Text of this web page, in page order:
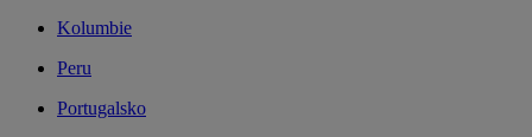
Kolumbie
Peru
Portugalsko